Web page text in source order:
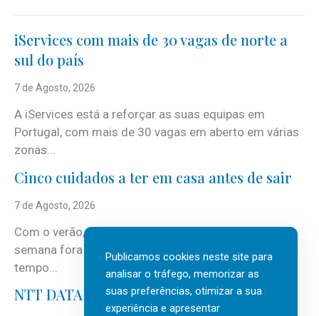
iServices com mais de 30 vagas de norte a
sul do país
7 de Agosto, 2026
A iServices está a reforçar as suas equipas em
Portugal, com mais de 30 vagas em aberto em várias
zonas...
Cinco cuidados a ter em casa antes de sair
7 de Agosto, 2026
Com o verão, chegam também as férias, os fins-de-
semana fora e os dias em que a casa fica mais
tempo...
NTT DATA Insurtech Global Outlook 2026
Publicamos cookies neste site para
analisar o tráfego, memorizar as
suas preferências, otimizar a sua
experiência e apresentar